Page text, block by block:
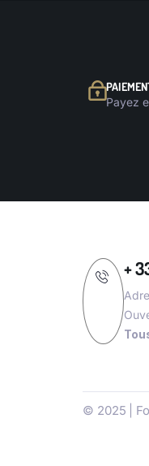
Payez
+
© 2025 |